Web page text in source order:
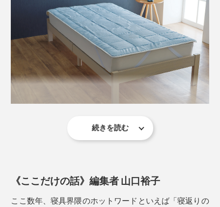
続きを読む
《ここだけの話》編集者 山口裕子
ここ数年、寝具界隈のホットワードといえば「寝返りの